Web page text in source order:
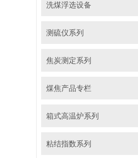
洗煤浮选设备
测硫仪系列
焦炭测定系列
煤焦产品专栏
箱式高温炉系列
粘结指数系列